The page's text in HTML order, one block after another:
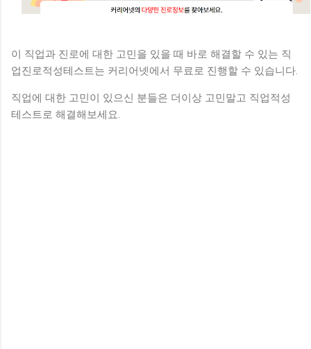
이 직업과 진로에 대한 고민을 있을 때 바로 해결할 수 있는 직
업진로적성테스트는 커리어넷에서 무료로 진행할 수 있습니다.
직업에 대한 고민이 있으신 분들은 더이상 고민말고 직업적성
테스트로 해결해보세요.